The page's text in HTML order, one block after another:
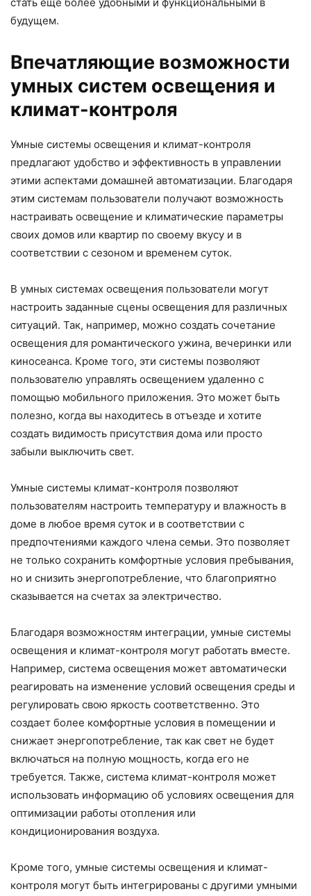
будущем.
Впечатляющие возможности
умных систем освещения и
климат-контроля
Умные системы освещения и климат-контроля
предлагают удобство и эффективность в управлении
этими аспектами домашней автоматизации. Благодаря
этим системам пользователи получают возможность
настраивать освещение и климатические параметры
своих домов или квартир по своему вкусу и в
соответствии с сезоном и временем суток.
В умных системах освещения пользователи могут
настроить заданные сцены освещения для различных
ситуаций. Так, например, можно создать сочетание
освещения для романтического ужина, вечеринки или
киносеанса. Кроме того, эти системы позволяют
пользователю управлять освещением удаленно с
помощью мобильного приложения. Это может быть
полезно, когда вы находитесь в отъезде и хотите
создать видимость присутствия дома или просто
забыли выключить свет.
Умные системы климат-контроля позволяют
пользователям настроить температуру и влажность в
доме в любое время суток и в соответствии с
предпочтениями каждого члена семьи. Это позволяет
не только сохранить комфортные условия пребывания,
но и снизить энергопотребление, что благоприятно
сказывается на счетах за электричество.
Благодаря возможностям интеграции, умные системы
освещения и климат-контроля могут работать вместе.
Например, система освещения может автоматически
реагировать на изменение условий освещения среды и
регулировать свою яркость соответственно. Это
создает более комфортные условия в помещении и
снижает энергопотребление, так как свет не будет
включаться на полную мощность, когда его не
требуется. Также, система климат-контроля может
использовать информацию об условиях освещения для
оптимизации работы отопления или
кондиционирования воздуха.
Кроме того, умные системы освещения и климат-
контроля могут быть интегрированы с другими умными